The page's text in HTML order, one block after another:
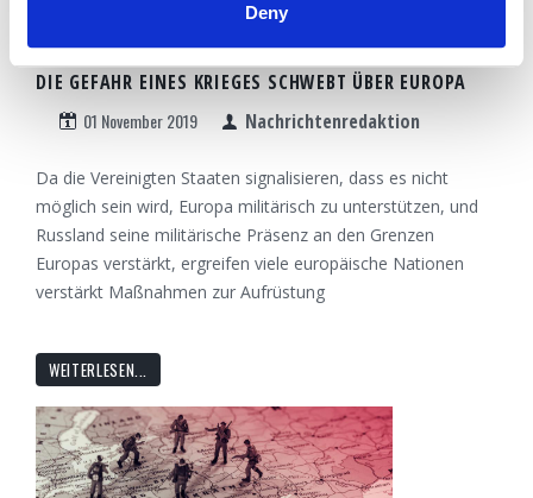
Deny
DIE GEFAHR EINES KRIEGES SCHWEBT ÜBER EUROPA
01 November 2019 Nachrichtenredaktion
Da die Vereinigten Staaten signalisieren, dass es nicht
möglich sein wird, Europa militärisch zu unterstützen, und
Russland seine militärische Präsenz an den Grenzen
Europas verstärkt, ergreifen viele europäische Nationen
verstärkt Maßnahmen zur Aufrüstung
WEITERLESEN...